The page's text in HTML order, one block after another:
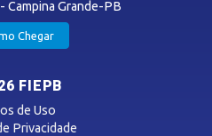
Campina Grande-PB
Chegar
FIEPB
de Uso
Privacidade